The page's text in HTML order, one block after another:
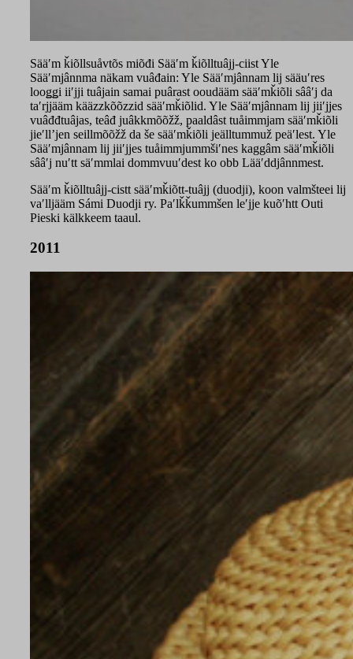
Sääʹm ǩiõllsuåvtõs miõđi Sääʹm ǩiõlltuâjj-ciist Yle
Sääʹmjânnma näkam vuâđain: Yle Sääʹmjânnam lij sääuʹres
looǥǥi iiʹjji tuâjain samai puârast ooudääm sääʹmǩiõli sââʹj da
taʹrjjääm kääzzkõõzzid sääʹmǩiõlid. Yle Sääʹmjânnam lij jiiʹjjes
vuâđđtuâjas, teâđ juâkkmõõžž, paaldâst tuåimmjam sääʹmǩiõli
jieʹllʼjen seillmõõžž da še sääʹmǩiõli jeälltummuž peäʹlest. Yle
Sääʹmjânnam lij jiiʹjjes tuåimmjummšiʹnes kaggâm sääʹmǩiõli
sââʹj nuʹtt säʹmmlai dommvuuʹdest ko obb Lääʹddjânnmest.
Sääʹm ǩiõlltuâjj-cistt sääʹmǩiõtt-tuâjj (duodji), koon valmšteei lij
vaʹlljääm Sámi Duodji ry. Paʹlǩǩummšen leʹjje kuõʹhtt Outi
Pieski kälkkeem taaul.
2011